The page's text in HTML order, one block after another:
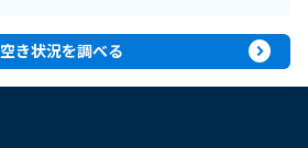
空き状況を調べる expand_circle_right